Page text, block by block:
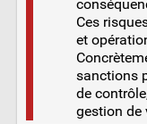
Ces
et
sanctions
de
gestion de